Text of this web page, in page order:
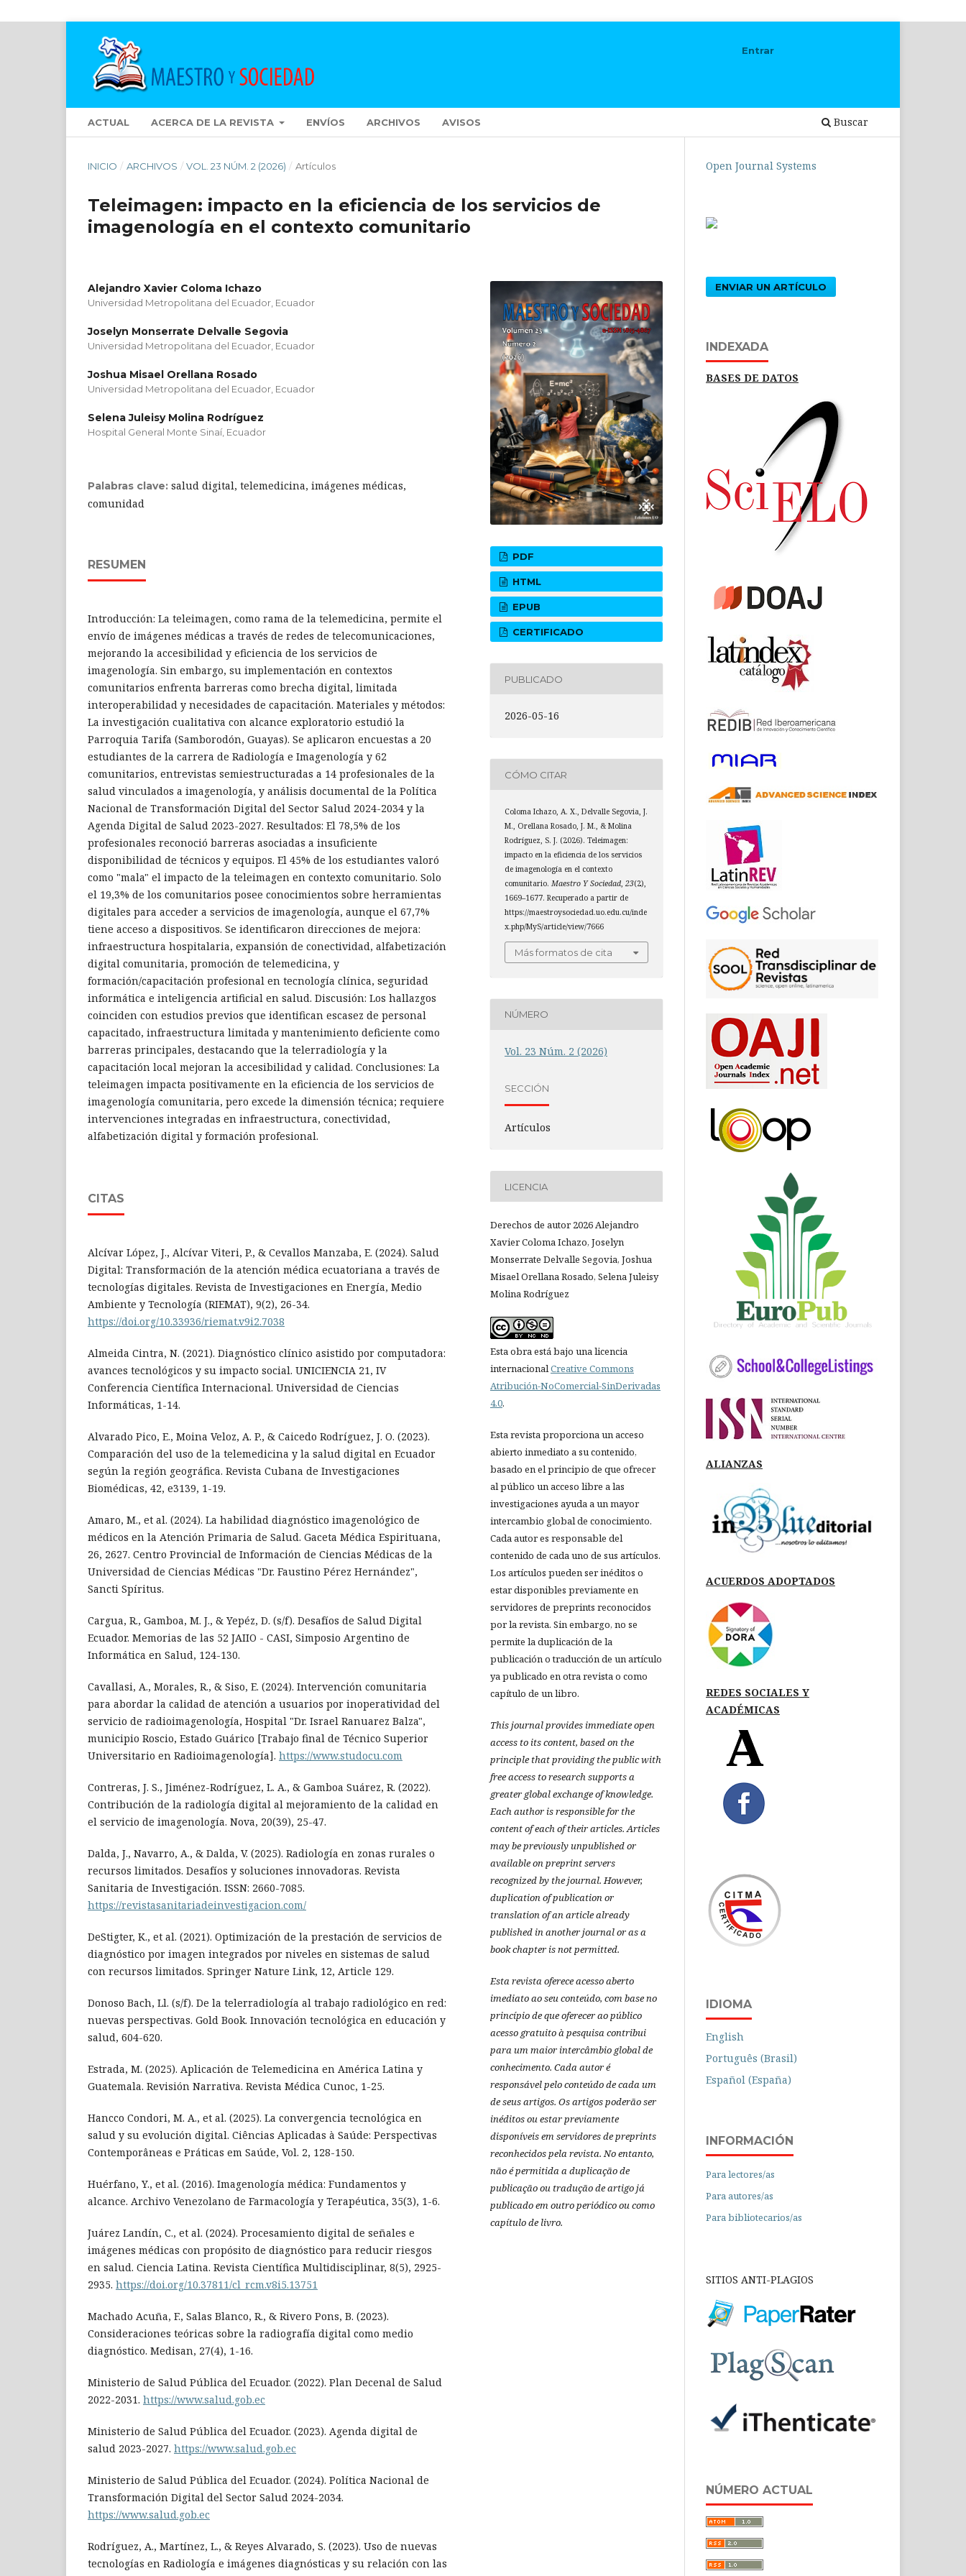
ACTUAL ACERCA DE LA REVISTA ENVÍOS ARCHIVOS AVISOS Buscar
Entrar
INICIO / ARCHIVOS / VOL. 23 NÚM. 2 (2026) / Artículos
Teleimagen: impacto en la eficiencia de los servicios de
imagenología en el contexto comunitario
Alejandro Xavier Coloma Ichazo
Universidad Metropolitana del Ecuador, Ecuador
Joselyn Monserrate Delvalle Segovia
Universidad Metropolitana del Ecuador, Ecuador
Joshua Misael Orellana Rosado
Universidad Metropolitana del Ecuador, Ecuador
Selena Juleisy Molina Rodríguez
Hospital General Monte Sinaí, Ecuador
Palabras clave: salud digital, telemedicina, imágenes médicas,
comunidad
RESUMEN
Introducción: La teleimagen, como rama de la telemedicina, permite el
envío de imágenes médicas a través de redes de telecomunicaciones,
mejorando la accesibilidad y eficiencia de los servicios de
imagenología. Sin embargo, su implementación en contextos
comunitarios enfrenta barreras como brecha digital, limitada
interoperabilidad y necesidades de capacitación. Materiales y métodos:
La investigación cualitativa con alcance exploratorio estudió la
Parroquia Tarifa (Samborodón, Guayas). Se aplicaron encuestas a 20
estudiantes de la carrera de Radiología e Imagenología y 62
comunitarios, entrevistas semiestructuradas a 14 profesionales de la
salud vinculados a imagenología, y análisis documental de la Política
Nacional de Transformación Digital del Sector Salud 2024-2034 y la
Agenda Digital de Salud 2023-2027. Resultados: El 78,5% de los
profesionales reconoció barreras asociadas a insuficiente
disponibilidad de técnicos y equipos. El 45% de los estudiantes valoró
como "mala" el impacto de la teleimagen en contexto comunitario. Solo
el 19,3% de los comunitarios posee conocimientos sobre herramientas
digitales para acceder a servicios de imagenología, aunque el 67,7%
tiene acceso a dispositivos. Se identificaron direcciones de mejora:
infraestructura hospitalaria, expansión de conectividad, alfabetización
digital comunitaria, promoción de telemedicina, y
formación/capacitación profesional en tecnología clínica, seguridad
informática e inteligencia artificial en salud. Discusión: Los hallazgos
coinciden con estudios previos que identifican escasez de personal
capacitado, infraestructura limitada y mantenimiento deficiente como
barreras principales, destacando que la telerradiología y la
capacitación local mejoran la accesibilidad y calidad. Conclusiones: La
teleimagen impacta positivamente en la eficiencia de los servicios de
imagenología comunitaria, pero excede la dimensión técnica; requiere
intervenciones integradas en infraestructura, conectividad,
alfabetización digital y formación profesional.
CITAS
Alcívar López, J., Alcívar Viteri, P., & Cevallos Manzaba, E. (2024). Salud
Digital: Transformación de la atención médica ecuatoriana a través de
tecnologías digitales. Revista de Investigaciones en Energía, Medio
Ambiente y Tecnología (RIEMAT), 9(2), 26-34.
https://doi.org/10.33936/riemat.v9i2.7038
Almeida Cintra, N. (2021). Diagnóstico clínico asistido por computadora:
avances tecnológicos y su impacto social. UNICIENCIA 21, IV
Conferencia Científica Internacional. Universidad de Ciencias
Informáticas, 1-14.
Alvarado Pico, E., Moina Veloz, A. P., & Caicedo Rodríguez, J. O. (2023).
Comparación del uso de la telemedicina y la salud digital en Ecuador
según la región geográfica. Revista Cubana de Investigaciones
Biomédicas, 42, e3139, 1-19.
Amaro, M., et al. (2024). La habilidad diagnóstico imagenológico de
médicos en la Atención Primaria de Salud. Gaceta Médica Espirituana,
26, 2627. Centro Provincial de Información de Ciencias Médicas de la
Universidad de Ciencias Médicas "Dr. Faustino Pérez Hernández",
Sancti Spíritus.
Cargua, R., Gamboa, M. J., & Yepéz, D. (s/f). Desafíos de Salud Digital
Ecuador. Memorias de las 52 JAIIO - CASI, Simposio Argentino de
Informática en Salud, 124-130.
Cavallasi, A., Morales, R., & Siso, E. (2024). Intervención comunitaria
para abordar la calidad de atención a usuarios por inoperatividad del
servicio de radioimagenología, Hospital "Dr. Israel Ranuarez Balza",
municipio Roscio, Estado Guárico [Trabajo final de Técnico Superior
Universitario en Radioimagenología]. https://www.studocu.com
Contreras, J. S., Jiménez-Rodríguez, L. A., & Gamboa Suárez, R. (2022).
Contribución de la radiología digital al mejoramiento de la calidad en
el servicio de imagenología. Nova, 20(39), 25-47.
Dalda, J., Navarro, A., & Dalda, V. (2025). Radiología en zonas rurales o
recursos limitados. Desafíos y soluciones innovadoras. Revista
Sanitaria de Investigación. ISSN: 2660-7085.
https://revistasanitariadeinvestigacion.com/
DeStigter, K., et al. (2021). Optimización de la prestación de servicios de
diagnóstico por imagen integrados por niveles en sistemas de salud
con recursos limitados. Springer Nature Link, 12, Article 129.
Donoso Bach, Ll. (s/f). De la telerradiología al trabajo radiológico en red:
nuevas perspectivas. Gold Book. Innovación tecnológica en educación y
salud, 604-620.
Estrada, M. (2025). Aplicación de Telemedicina en América Latina y
Guatemala. Revisión Narrativa. Revista Médica Cunoc, 1-25.
Hancco Condori, M. A., et al. (2025). La convergencia tecnológica en
salud y su evolución digital. Ciências Aplicadas à Saúde: Perspectivas
Contemporâneas e Práticas em Saúde, Vol. 2, 128-150.
Huérfano, Y., et al. (2016). Imagenología médica: Fundamentos y
alcance. Archivo Venezolano de Farmacología y Terapéutica, 35(3), 1-6.
Juárez Landín, C., et al. (2024). Procesamiento digital de señales e
imágenes médicas con propósito de diagnóstico para reducir riesgos
en salud. Ciencia Latina. Revista Científica Multidisciplinar, 8(5), 2925-
2935. https://doi.org/10.37811/cl_rcm.v8i5.13751
Machado Acuña, F., Salas Blanco, R., & Rivero Pons, B. (2023).
Consideraciones teóricas sobre la radiografía digital como medio
diagnóstico. Medisan, 27(4), 1-16.
Ministerio de Salud Pública del Ecuador. (2022). Plan Decenal de Salud
2022-2031. https://www.salud.gob.ec
Ministerio de Salud Pública del Ecuador. (2023). Agenda digital de
salud 2023-2027. https://www.salud.gob.ec
Ministerio de Salud Pública del Ecuador. (2024). Política Nacional de
Transformación Digital del Sector Salud 2024-2034.
https://www.salud.gob.ec
Rodríguez, A., Martínez, L., & Reyes Alvarado, S. (2023). Uso de nuevas
tecnologías en Radiología e imágenes diagnósticas y su relación con las
PDF
HTML
EPUB
CERTIFICADO
PUBLICADO
2026-05-16
CÓMO CITAR
Coloma Ichazo, A. X., Delvalle Segovia, J.
M., Orellana Rosado, J. M., & Molina
Rodríguez, S. J. (2026). Teleimagen:
impacto en la eficiencia de los servicios
de imagenología en el contexto
comunitario.Maestro Y Sociedad,23(2),
1669–1677. Recuperado a partir de
https://maestroysociedad.uo.edu.cu/inde
x.php/MyS/article/view/7666
Más formatos de cita
NÚMERO
Vol. 23 Núm. 2 (2026)
SECCIÓN
Artículos
LICENCIA
Derechos de autor 2026 Alejandro
Xavier Coloma Ichazo, Joselyn
Monserrate Delvalle Segovia, Joshua
Misael Orellana Rosado, Selena Juleisy
Molina Rodríguez
Esta obra está bajo una licencia
internacionalCreative Commons
Atribución-NoComercial-SinDerivadas
4.0.
Esta revista proporciona un acceso
abierto inmediato a su contenido,
basado en el principio de que ofrecer
al público un acceso libre a las
investigaciones ayuda a un mayor
intercambio global de conocimiento.
Cada autor es responsable del
contenido de cada uno de sus artículos.
Los artículos pueden ser inéditos o
estar disponibles previamente en
servidores de preprints reconocidos
por la revista. Sin embargo, no se
permite la duplicación de la
publicación o traducción de un artículo
ya publicado en otra revista o como
capítulo de un libro.
This journal provides immediate open
access to its content, based on the
principle that providing the public with
free access to research supports a
greater global exchange of knowledge.
Each author is responsible for the
content of each of their articles. Articles
may be previously unpublished or
available on preprint servers
recognized by the journal. However,
duplication of publication or
translation of an article already
published in another journal or as a
book chapter is not permitted.
Esta revista oferece acesso aberto
imediato ao seu conteúdo, com base no
princípio de que oferecer ao público
acesso gratuito à pesquisa contribui
para um maior intercâmbio global de
conhecimento. Cada autor é
responsável pelo conteúdo de cada um
de seus artigos. Os artigos poderão ser
inéditos ou estar previamente
disponíveis em servidores de preprints
reconhecidos pela revista. No entanto,
não é permitida a duplicação de
publicação ou tradução de artigo já
publicado em outro periódico ou como
capítulo de livro.
Open Journal Systems
ENVIAR UN ARTÍCULO
INDEXADA
BASES DE DATOS
ALIANZAS
ACUERDOS ADOPTADOS
REDES SOCIALES Y
ACADÉMICAS
IDIOMA
English
Português (Brasil)
Español (España)
INFORMACIÓN
Para lectores/as
Para autores/as
Para bibliotecarios/as
SITIOS ANTI-PLAGIOS
NÚMERO ACTUAL